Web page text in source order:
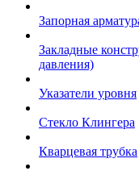
Запорная
Закладные
давления)
Указатели уровня
Стекло Клингера
Кварцевая трубка